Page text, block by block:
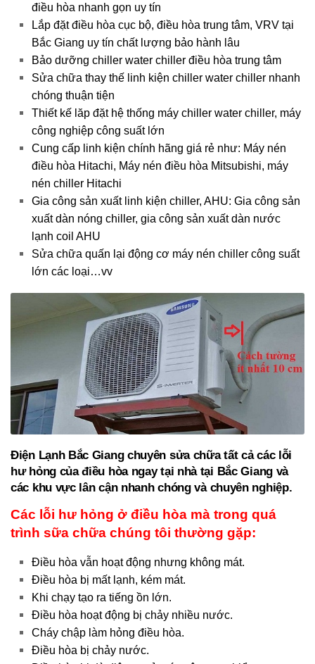
điều hòa nhanh gọn uy tín
Lắp đặt điều hòa cục bộ, điều hòa trung tâm, VRV tại
Bắc Giang uy tín chất lượng bảo hành lâu
Bảo dưỡng chiller water chiller điều hòa trung tâm
Sửa chữa thay thế linh kiện chiller water chiller nhanh
chóng thuận tiện
Thiết kế lăp đặt hệ thống máy chiller water chiller, máy
công nghiệp công suất lớn
Cung cấp linh kiện chính hãng giá rẻ như: Máy nén
điều hòa Hitachi, Máy nén điều hòa Mitsubishi, máy
nén chiller Hitachi
Gia công sản xuất linh kiện chiller, AHU: Gia công sản
xuất dàn nóng chiller, gia công sản xuất dàn nước
lạnh coil AHU
Sửa chữa quấn lại động cơ máy nén chiller công suất
lớn các loại…vv
Điện Lạnh Bắc Giang chuyên sửa chữa tất cả các lỗi
hư hỏng của điều hòa ngay tại nhà tại Bắc Giang và
các khu vực lân cận nhanh chóng và chuyên nghiệp.
Các lỗi hư hỏng ở điều hòa mà trong quá
trình sữa chữa chúng tôi thường gặp:
Điều hòa vẫn hoạt động nhưng không mát.
Điều hòa bị mất lạnh, kém mát.
Khi chạy tạo ra tiếng ồn lớn.
Điều hòa hoạt động bị chảy nhiều nước.
Cháy chập làm hỏng điều hòa.
Điều hòa bị chảy nước.